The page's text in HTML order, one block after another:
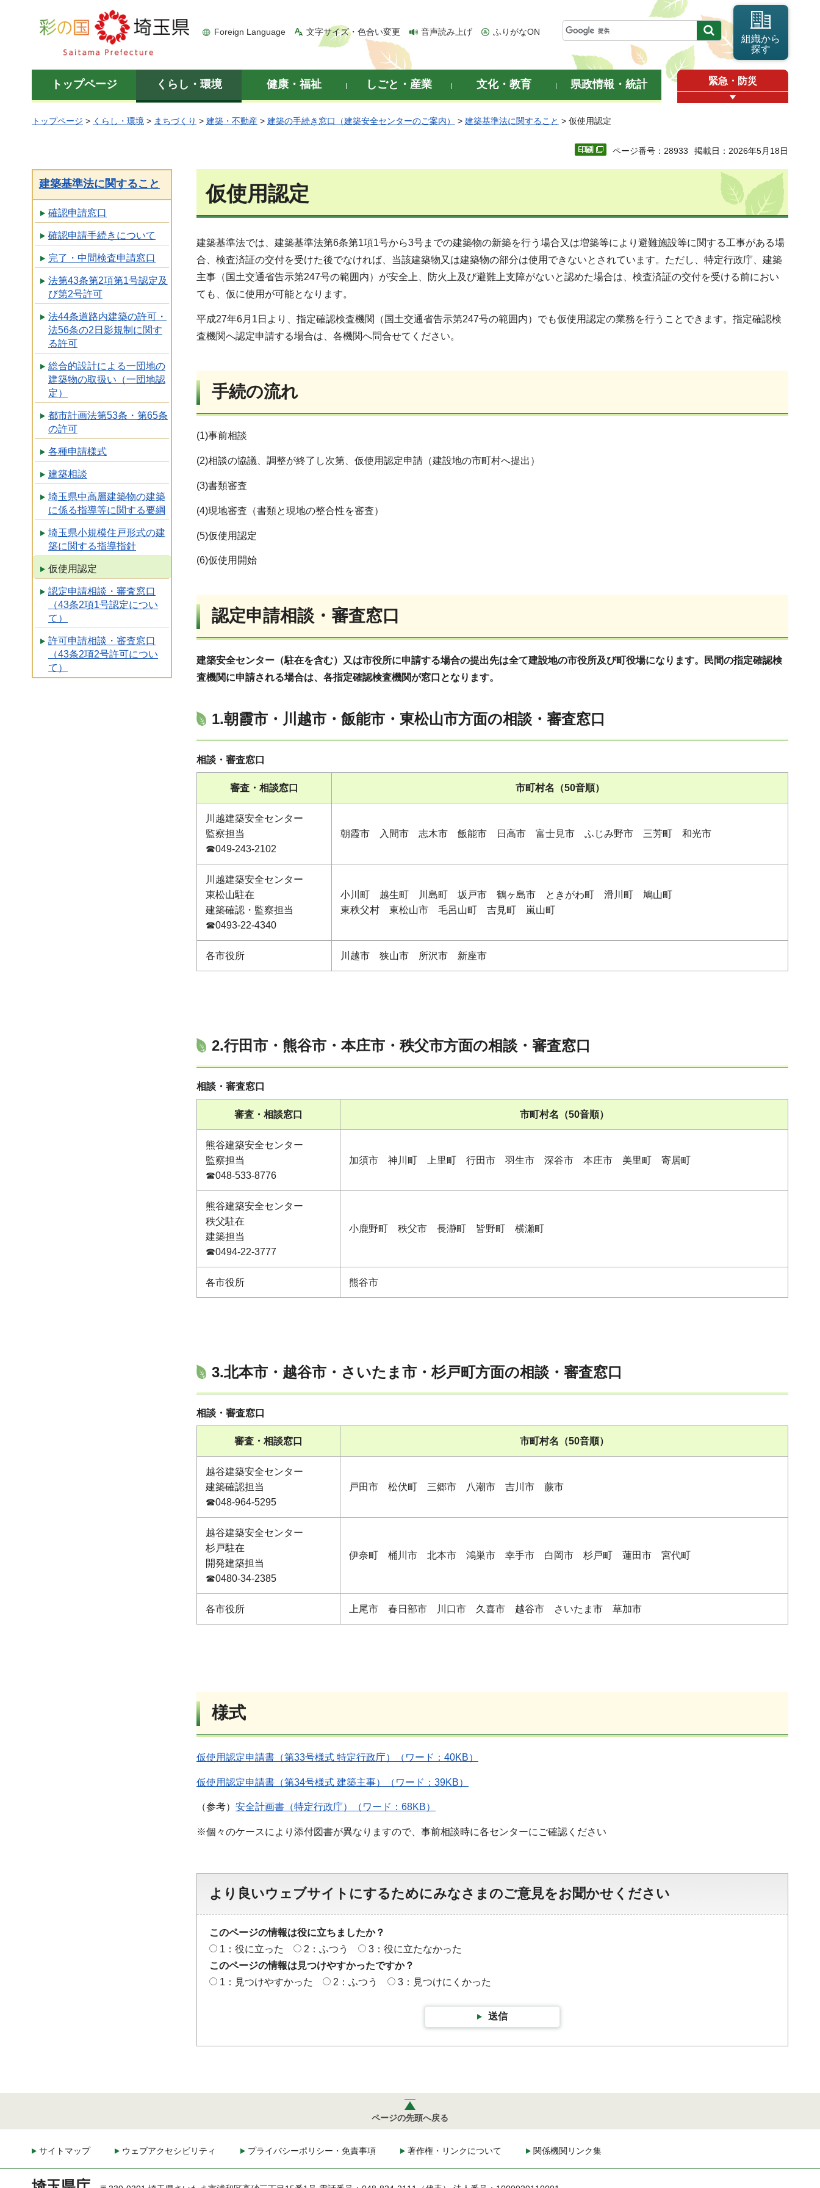
彩の国 埼玉県
Foreign Language 文字サイズ・色合い変更 音声読み上げ ふりがなON
組織から
探す
トップページ くらし・環境 健康・福祉 しごと・産業 文化・教育 県政情報・統計 緊急・防災
トップページ > くらし・環境 > まちづくり > 建築・不動産 > 建築の手続き窓口（建築安全センターのご案内） > 建築基準法に関すること > 仮使用認定
ページ番号：28933 掲載日：2026年5月18日
建築基準法に関すること
確認申請窓口
確認申請手続きについて
完了・中間検査申請窓口
法第43条第2項第1号認定及
び第2号許可
法44条道路内建築の許可・
法56条の2日影規制に関す
る許可
総合的設計による一団地の
建築物の取扱い（一団地認
定）
都市計画法第53条・第65条
の許可
各種申請様式
建築相談
埼玉県中高層建築物の建築
に係る指導等に関する要綱
埼玉県小規模住戸形式の建
築に関する指導指針
仮使用認定
認定申請相談・審査窓口
（43条2項1号認定につい
て）
許可申請相談・審査窓口
（43条2項2号許可につい
て）
仮使用認定
建築基準法では、建築基準法第6条第1項1号から3号までの建築物の新築を行う場合又は増築等により避難施設等に関する工事がある場
合、検査済証の交付を受けた後でなければ、当該建築物又は建築物の部分は使用できないとされています。ただし、特定行政庁、建築
主事（国土交通省告示第247号の範囲内）が安全上、防火上及び避難上支障がないと認めた場合は、検査済証の交付を受ける前におい
ても、仮に使用が可能となります。
平成27年6月1日より、指定確認検査機関（国土交通省告示第247号の範囲内）でも仮使用認定の業務を行うことできます。指定確認検
査機関へ認定申請する場合は、各機関へ問合せてください。
手続の流れ
(1)事前相談
(2)相談の協議、調整が終了し次第、仮使用認定申請（建設地の市町村へ提出）
(3)書類審査
(4)現地審査（書類と現地の整合性を審査）
(5)仮使用認定
(6)仮使用開始
認定申請相談・審査窓口
建築安全センター（駐在を含む）又は市役所に申請する場合の提出先は全て建設地の市役所及び町役場になります。民間の指定確認検
査機関に申請される場合は、各指定確認検査機関が窓口となります。
1.朝霞市・川越市・飯能市・東松山市方面の相談・審査窓口
相談・審査窓口
審査・相談窓口 市町村名（50音順）
川越建築安全センター
監察担当
☎049-243-2102
朝霞市 入間市 志木市 飯能市 日高市 富士見市 ふじみ野市 三芳町 和光市
川越建築安全センター
東松山駐在
建築確認・監察担当
☎0493-22-4340
小川町 越生町 川島町 坂戸市 鶴ヶ島市 ときがわ町 滑川町 鳩山町
東秩父村 東松山市 毛呂山町 吉見町 嵐山町
各市役所 川越市 狭山市 所沢市 新座市
2.行田市・熊谷市・本庄市・秩父市方面の相談・審査窓口
相談・審査窓口
審査・相談窓口 市町村名（50音順）
熊谷建築安全センター
監察担当
☎048-533-8776
加須市 神川町 上里町 行田市 羽生市 深谷市 本庄市 美里町 寄居町
熊谷建築安全センター
秩父駐在
建築担当
☎0494-22-3777
小鹿野町 秩父市 長瀞町 皆野町 横瀬町
各市役所 熊谷市
3.北本市・越谷市・さいたま市・杉戸町方面の相談・審査窓口
相談・審査窓口
審査・相談窓口 市町村名（50音順）
越谷建築安全センター
建築確認担当
☎048-964-5295
戸田市 松伏町 三郷市 八潮市 吉川市 蕨市
越谷建築安全センター
杉戸駐在
開発建築担当
☎0480-34-2385
伊奈町 桶川市 北本市 鴻巣市 幸手市 白岡市 杉戸町 蓮田市 宮代町
各市役所 上尾市 春日部市 川口市 久喜市 越谷市 さいたま市 草加市
様式
仮使用認定申請書（第33号様式 特定行政庁）（ワード：40KB）
仮使用認定申請書（第34号様式 建築主事）（ワード：39KB）
（参考） 安全計画書（特定行政庁）（ワード：68KB）
※個々のケースにより添付図書が異なりますので、事前相談時に各センターにご確認ください
より良いウェブサイトにするためにみなさまのご意見をお聞かせください
このページの情報は役に立ちましたか？
1：役に立った
2：ふつう
3：役に立たなかった
このページの情報は見つけやすかったですか？
1：見つけやすかった
2：ふつう 3：見つけにくかった
送信
ページの先頭へ戻る
サイトマップ ウェブアクセシビリティ プライバシーポリシー・免責事項 著作権・リンクについて 関係機関リンク集